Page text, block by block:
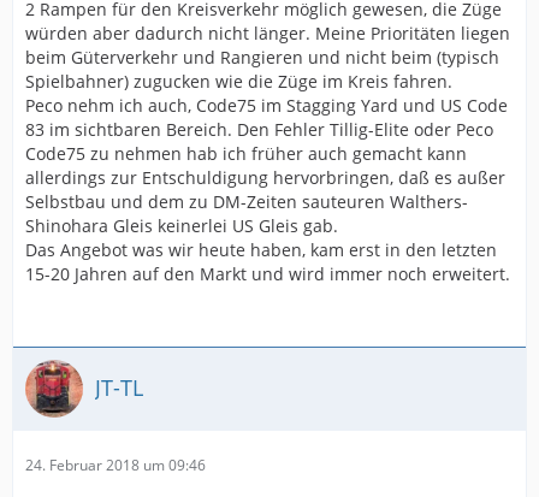
2 Rampen für den Kreisverkehr möglich gewesen, die Züge
würden aber dadurch nicht länger. Meine Prioritäten liegen
beim Güterverkehr und Rangieren und nicht beim (typisch
Spielbahner) zugucken wie die Züge im Kreis fahren.
Peco nehm ich auch, Code75 im Stagging Yard und US Code
83 im sichtbaren Bereich. Den Fehler Tillig-Elite oder Peco
Code75 zu nehmen hab ich früher auch gemacht kann
allerdings zur Entschuldigung hervorbringen, daß es außer
Selbstbau und dem zu DM-Zeiten sauteuren Walthers-
Shinohara Gleis keinerlei US Gleis gab.
Das Angebot was wir heute haben, kam erst in den letzten
15-20 Jahren auf den Markt und wird immer noch erweitert.
JT-TL
24. Februar 2018 um 09:46